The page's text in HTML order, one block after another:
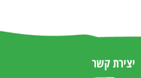
יצירת קשר